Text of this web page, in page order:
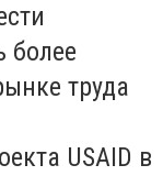
более
труда
USAID в